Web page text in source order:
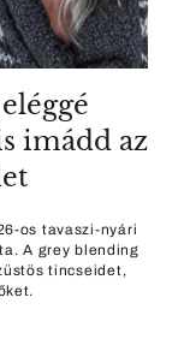
imádd az
os tavaszi-nyári
A grey blending
tincseidet,